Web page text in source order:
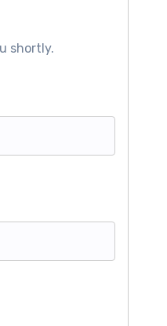
shortly.